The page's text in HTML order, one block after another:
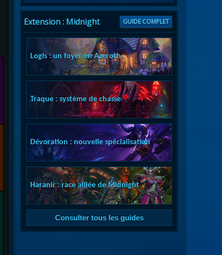
Extension : Midnight GUIDE COMPLET
Logis : un foyer en Azeroth
Traque : système de chasse
Dévoration : nouvelle spécialisation
Haranir : race alliée de Midnight
Consulter tous les guides